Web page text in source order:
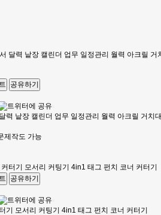
공유하기
력 낱장 캘린더 업무 일정관리 월력 아크릴 거치
제작도 가능
공유하기
기 모서리 커팅기 4in1 태그 펀치 코너 커터기